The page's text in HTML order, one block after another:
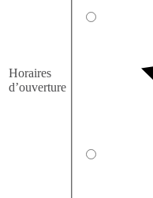
Horaires
d’ouverture